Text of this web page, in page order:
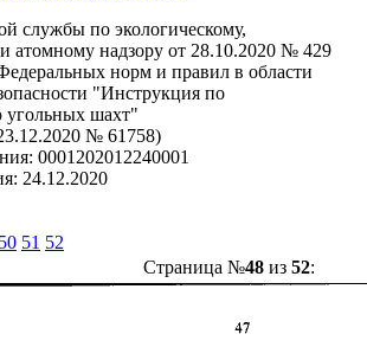
службы по экологическому,
атомному надзору от 28.10.2020 № 429
норм и правил в области
"Инструкция по
угольных шахт"
№ 61758)
0001202012240001
24.12.2020
50 51 52
Страница №48из 52: